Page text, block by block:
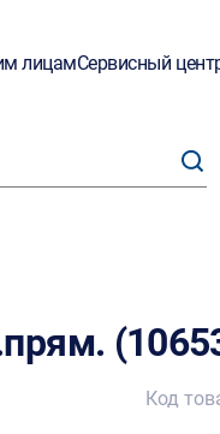
лицамСервисный
Код